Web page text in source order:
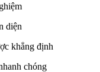
diện
khẳng định
chóng